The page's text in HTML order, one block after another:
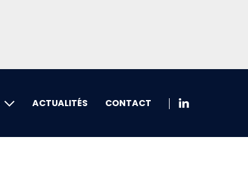
ACTUALITÉS CONTACT